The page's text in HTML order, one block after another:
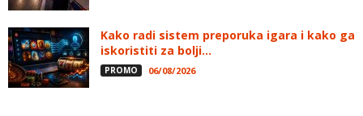
Kako radi sistem preporuka igara i kako ga
iskoristiti za bolji...
PROMO 06/08/2026